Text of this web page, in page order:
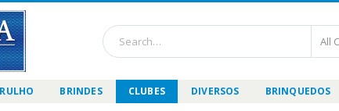
BRINDES CLUBES DIVERSOS BRINQUEDOS